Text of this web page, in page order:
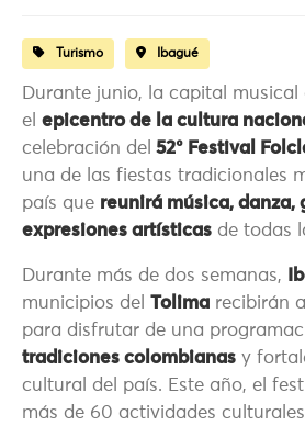
Turismo Ibagué
Durante junio, la capital musical
el epicentro de la cultura
celebración del 52° Festival
una de las fiestas tradicionales
país que reunirá música, danza,
expresiones artísticas de todas
Durante más de dos semanas,
municipios del Tolima recibirán
para disfrutar de una
tradiciones colombianas y
cultural del país. Este año, el
más de 60 actividades